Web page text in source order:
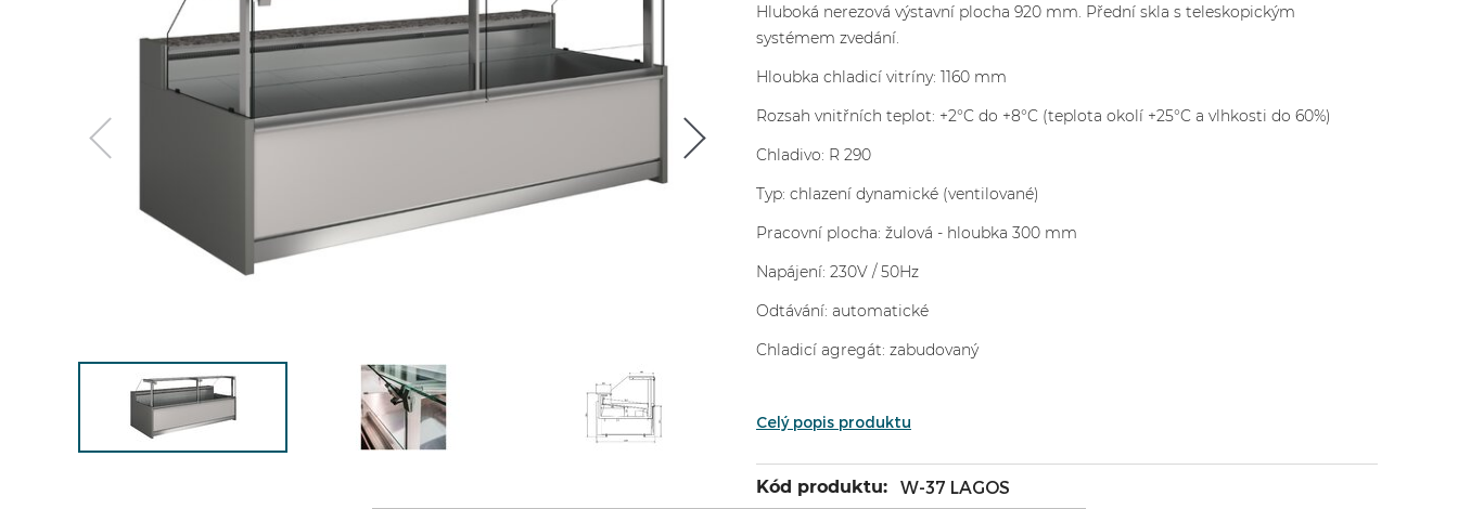
Hluboká nerezová výstavní plocha 920 mm. Přední skla s teleskopickým
systémem zvedání.
Hloubka chladicí vitríny: 1160 mm
Rozsah vnitřních teplot: +2°C do +8°C (teplota okolí +25°C a vlhkosti do 60%)
Chladivo: R 290
Typ: chlazení dynamické (ventilované)
Pracovní plocha: žulová - hloubka 300 mm
Napájení: 230V / 50Hz
Odtávání: automatické
Chladicí agregát: zabudovaný
Celý popis produktu
Kód produktu: W-37 LAGOS